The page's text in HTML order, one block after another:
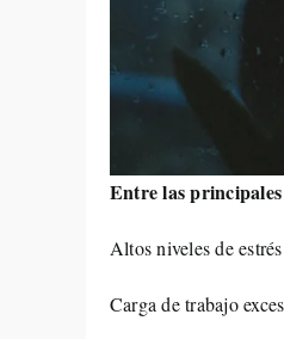
Entre las
Altos niveles de estrés
Carga de trabajo